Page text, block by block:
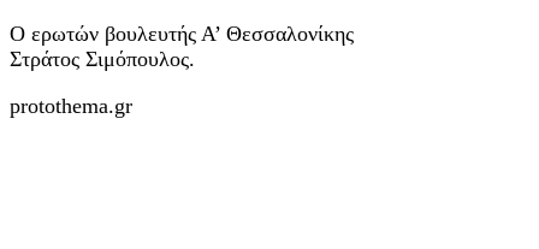
Ο ερωτών βουλευτής Α’ Θεσσαλονίκης
Στράτος Σιμόπουλος.
protothema.gr